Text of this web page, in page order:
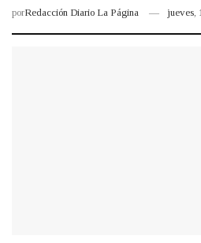
porRedacción Diario La Página jueves,